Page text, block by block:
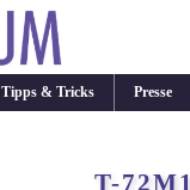
Tipps & Tricks Presse
T-